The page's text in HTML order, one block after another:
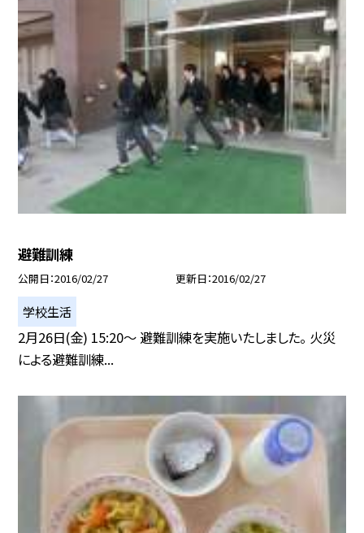
避難訓練
公開日 2016/02/27 更新日 2016/02/27
学校生活
2月26日(金) 15:20〜 避難訓練を実施いたしました。 火災
による避難訓練...